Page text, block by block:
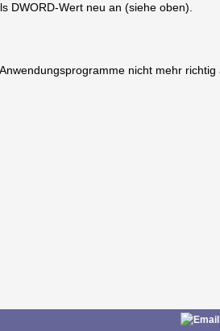
DWORD-Wert neu an (siehe oben).
nicht mehr richtig